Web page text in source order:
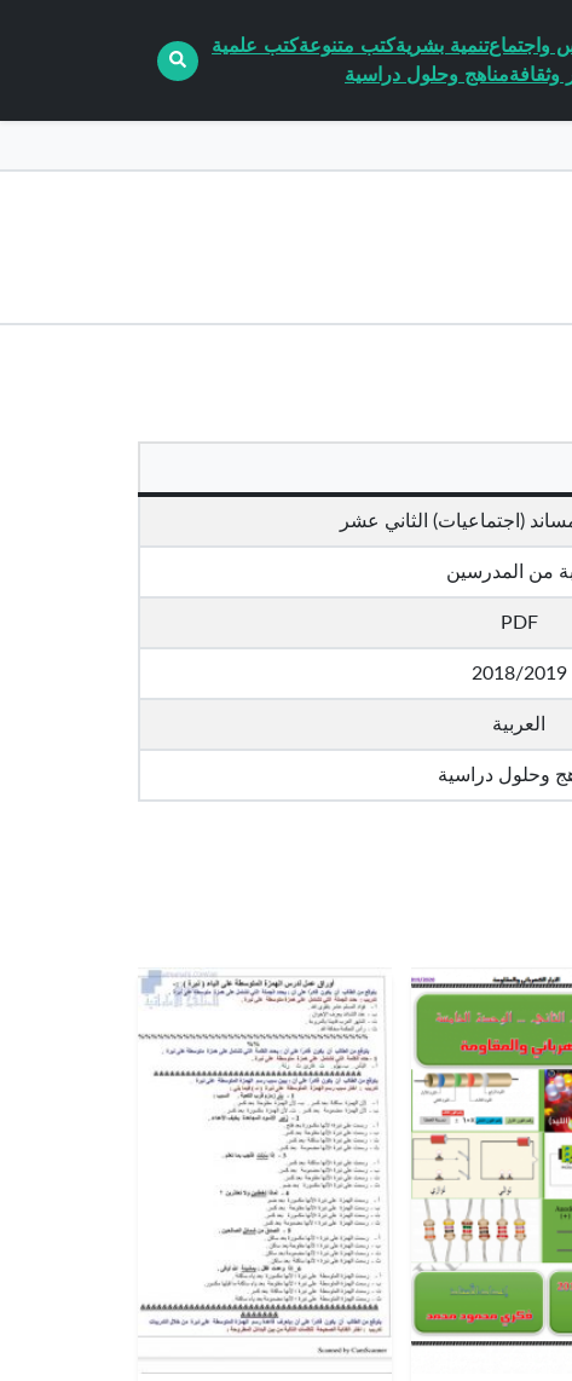
واجتماعتنمية بشريةكتب متنوعةكتب علمية
وثقافةمناهج وحلول دراسية
(اجتماعيات) الثاني عشر
من المدرسين
PDF
2018/2019
العربية
وحلول دراسية